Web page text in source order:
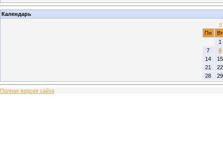
Календарь
«
Пн
Вт
1
7
8
14
15
21
22
28
29
Полная версия сайта